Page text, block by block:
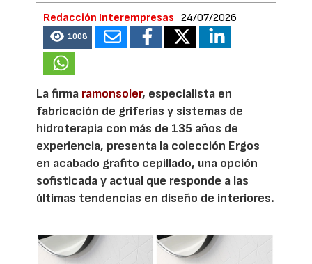
Redacción Interempresas 24/07/2026
1008
La firma ramonsoler, especialista en
fabricación de griferías y sistemas de
hidroterapia con más de 135 años de
experiencia, presenta la colección Ergos
en acabado grafito cepillado, una opción
sofisticada y actual que responde a las
últimas tendencias en diseño de interiores.